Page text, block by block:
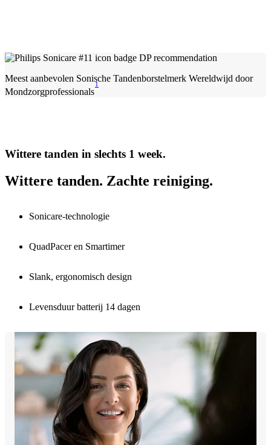
Meest aanbevolen Sonische Tandenborstelmerk Wereldwijd door
Mondzorgprofessionals
1
Wittere tanden in slechts 1 week.
Wittere tanden. Zachte reiniging.
Sonicare-technologie
QuadPacer en Smartimer
Slank, ergonomisch design
Levensduur batterij 14 dagen